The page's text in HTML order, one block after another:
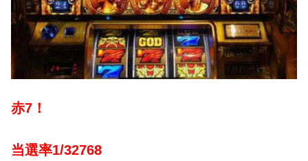
赤7！
当選率1/32768